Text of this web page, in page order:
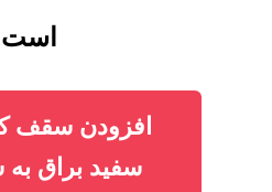
سفید براق به